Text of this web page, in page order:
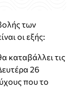
των
οι εξής:
καταβάλλει τις
26
που το